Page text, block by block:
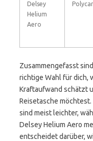
Delsey
Helium
Aero
Zusammengefasst
richtige Wahl für dich,
Kraftaufwand schätzt
Reisetasche
sind meist leichter,
Delsey Helium Aero
entscheidet darüber,